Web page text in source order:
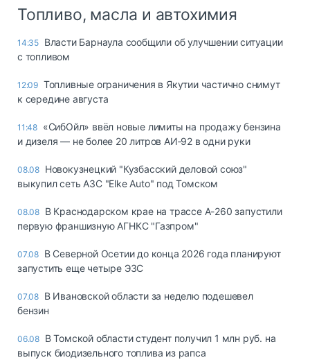
Топливо, масла и автохимия
14:35 Власти Барнаула сообщили об улучшении ситуации
с топливом
12:09 Топливные ограничения в Якутии частично снимут
к середине августа
11:48 «СибОйл» ввёл новые лимиты на продажу бензина
и дизеля — не более 20 литров АИ‑92 в одни руки
08.08 Новокузнецкий "Кузбасский деловой союз"
выкупил сеть АЗС "Elke Auto" под Томском
08.08 В Краснодарском крае на трассе А-260 запустили
первую франшизную АГНКС "Газпром"
07.08 В Северной Осетии до конца 2026 года планируют
запустить еще четыре ЭЗС
07.08 В Ивановской области за неделю подешевел
бензин
06.08 В Томской области студент получил 1 млн руб. на
выпуск биодизельного топлива из рапса